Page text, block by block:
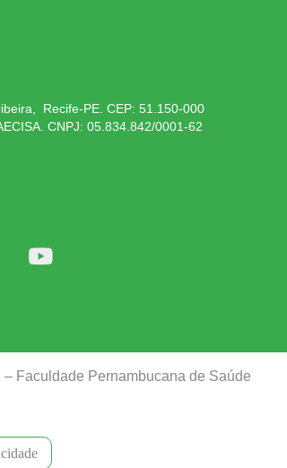
Recife-PE. CEP: 51.150-000
CNPJ: 05.834.842/0001-62
Faculdade Pernambucana de Saúde